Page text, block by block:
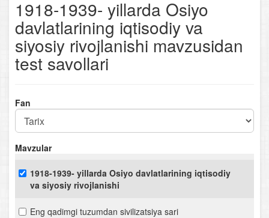
1918-1939- yillarda Osiyo
davlatlarining iqtisodiy va
siyosiy rivojlanishi mavzusidan
test savollari
Fan
Mavzular
1918-1939- yillarda Osiyo davlatlarining iqtisodiy
va siyosiy rivojlanishi
Eng qadimgi tuzumdan sivilizatsiya sari